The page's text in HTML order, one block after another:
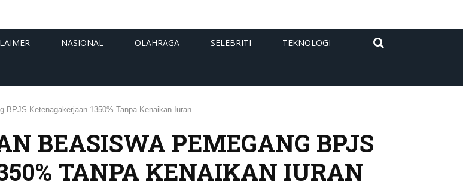
NASIONAL OLAHRAGA SELEBRITI TEKNOLOGI
BPJS Ketenagakerjaan 1350% Tanpa Kenaikan Iuran
BEASISWA PEMEGANG BPJS
TANPA KENAIKAN IURAN